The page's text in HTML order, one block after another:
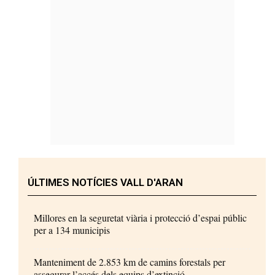
ÚLTIMES NOTÍCIES VALL D'ARAN
Millores en la seguretat viària i protecció d’espai públic
per a 134 municipis
Manteniment de 2.853 km de camins forestals per